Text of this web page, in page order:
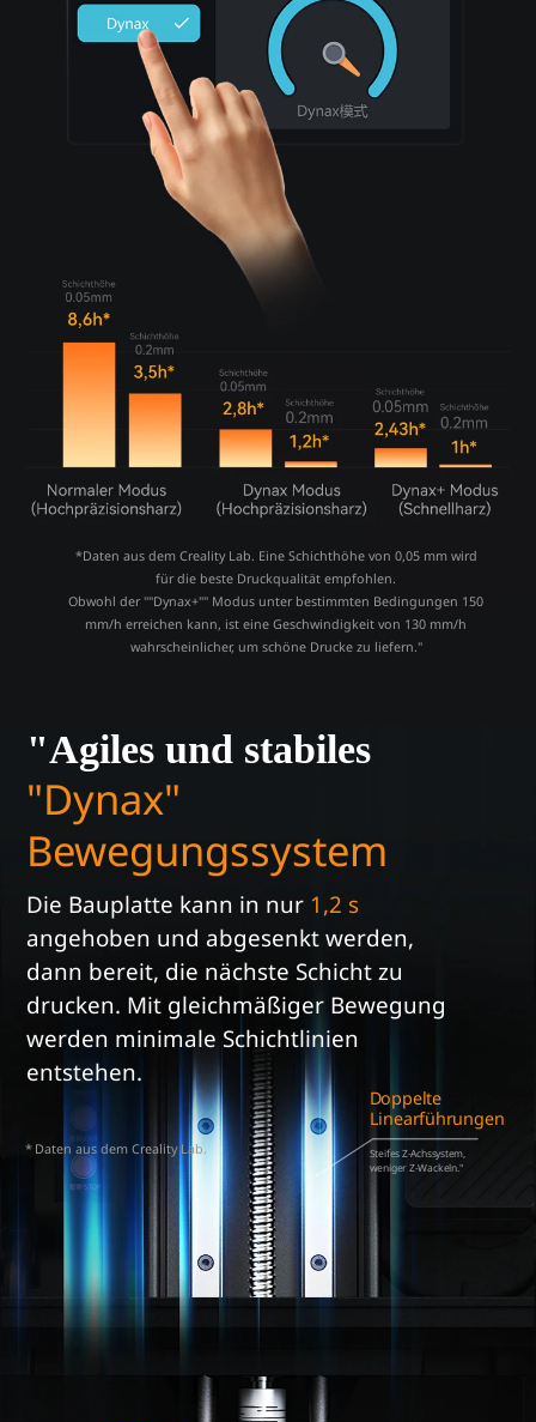
*Daten aus dem Creality Lab. Eine Schichthöhe von 0,05 mm wird
für die beste Druckqualität empfohlen.
Obwohl der ""Dynax+"" Modus unter bestimmten Bedingungen 150
mm/h erreichen kann, ist eine Geschwindigkeit von 130 mm/h
wahrscheinlicher, um schöne Drucke zu liefern."
"Agiles und stabiles
"Dynax"
Bewegungssystem
Die Bauplatte kann in nur 1,2 s
angehoben und abgesenkt werden,
dann bereit, die nächste Schicht zu
drucken. Mit gleichmäßiger Bewegung
werden minimale Schichtlinien
entstehen.
Daten aus dem Creality Lab.
Doppelte
Linearführungen
Steifes Z-Achssystem,
weniger Z-Wackeln."